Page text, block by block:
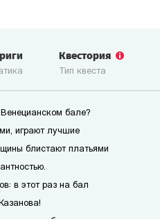
Тип квеста
Квестория
бале?
играют лучшие
блистают платьями
в этот раз на бал